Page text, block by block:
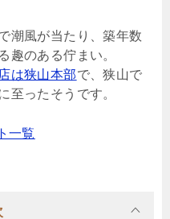
潮風が当たり、築年数
趣のある佇まい。
は狭山本部で、狭山で
至ったそうです。
一覧